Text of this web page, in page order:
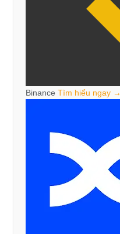
Binance Tìm hiểu ngay →